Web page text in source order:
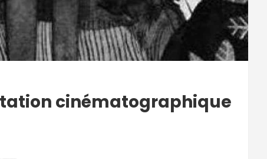
cinématographique